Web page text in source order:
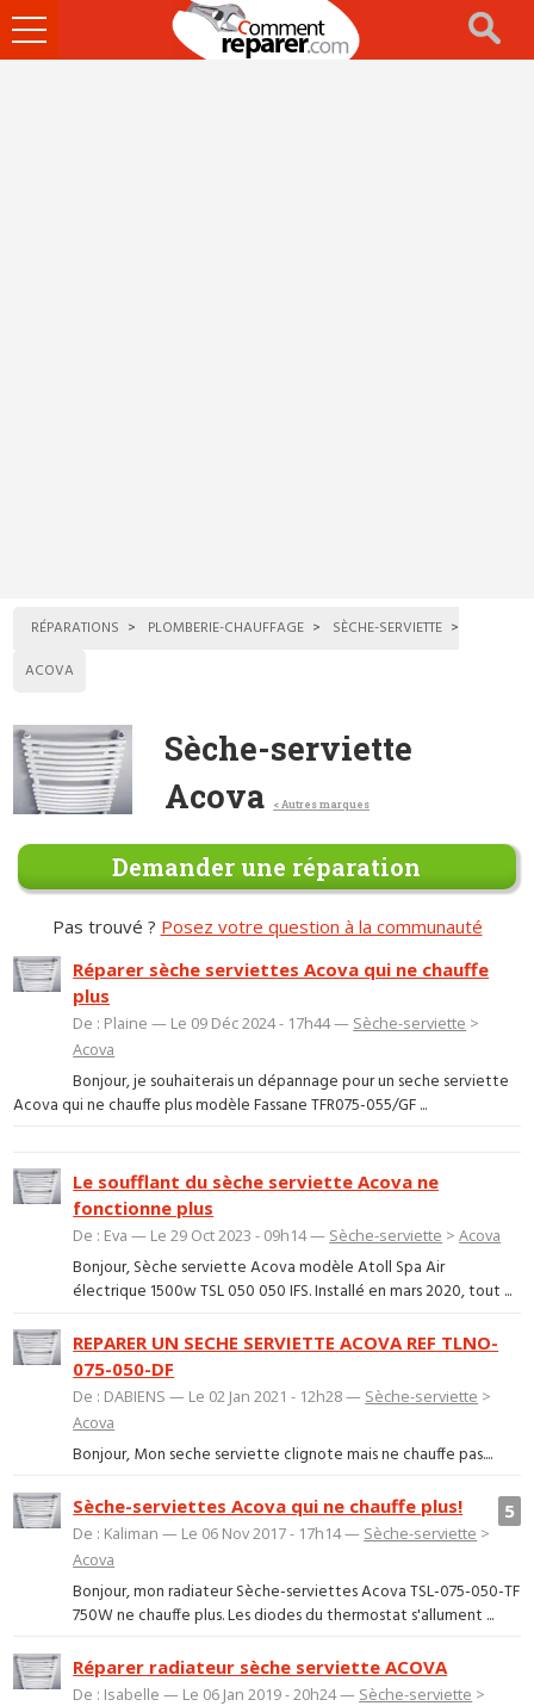
Ouvrir
le
RÉPARATIONS PLOMBERIE-CHAUFFAGE
SÈCHE-SERVIETTE
ACOVA
Sèche-serviette
Acova
< Autres marques
Demander une réparation
Pas trouvé ? Posez votre question à la communauté
Réparer sèche serviettes Acova qui ne chauffe
plus
De : Plaine — Le 09 Déc 2024 - 17h44 — Sèche-serviette >
Acova
Bonjour, je souhaiterais un dépannage pour un seche serviette
Acova qui ne chauffe plus modèle Fassane TFR075-055/GF ...
Le soufflant du sèche serviette Acova ne
fonctionne plus
De : Eva — Le 29 Oct 2023 - 09h14 — Sèche-serviette >Acova
Bonjour, Sèche serviette Acova modèle Atoll Spa Air
électrique 1500w TSL 050 050 IFS. Installé en mars 2020, tout ...
REPARER UN SECHE SERVIETTE ACOVA REF TLNO-
075-050-DF
De : DABIENS — Le 02 Jan 2021 - 12h28 — Sèche-serviette >
Acova
Bonjour, Mon seche serviette clignote mais ne chauffe pas....
5
Sèche-serviettes Acova qui ne chauffe plus!
De : Kaliman — Le 06 Nov 2017 - 17h14 — Sèche-serviette >
Acova
Bonjour, mon radiateur Sèche-serviettes Acova TSL-075-050-TF
750W ne chauffe plus. Les diodes du thermostat s'allument ...
Réparer radiateur sèche serviette ACOVA
De : Isabelle — Le 06 Jan 2019 - 20h24 — Sèche-serviette >